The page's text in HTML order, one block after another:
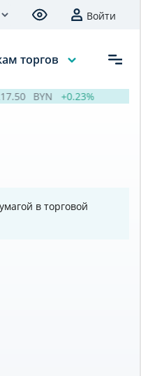
Войти
торгов
BYN +0.23%
в торговой